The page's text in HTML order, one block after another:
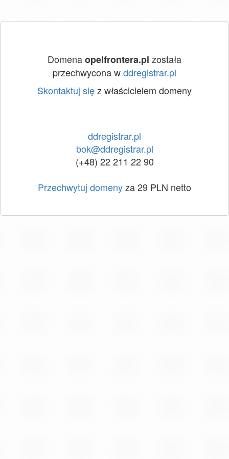
Domenaopelfrontera.pl została
przechwycona wddregistrar.pl
Skontaktuj sięz właścicielem domeny
ddregistrar.pl
bok@ddregistrar.pl
(+48) 22 211 22 90
Przechwytuj domenyza 29 PLN netto